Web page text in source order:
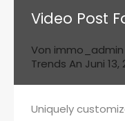
Video Post
Von immo_admin
Trends An Juni 13,
Uniquely